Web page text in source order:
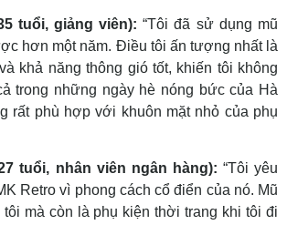
tuổi, giảng viên): “Tôi đã sử dụng mũ
hơn một năm. Điều tôi ấn tượng nhất là
khả năng thông gió tốt, khiến tôi không
trong những ngày hè nóng bức của Hà
rất phù hợp với khuôn mặt nhỏ của phụ
tuổi, nhân viên ngân hàng): “Tôi yêu
Retro vì phong cách cổ điển của nó. Mũ
tôi mà còn là phụ kiện thời trang khi tôi đi